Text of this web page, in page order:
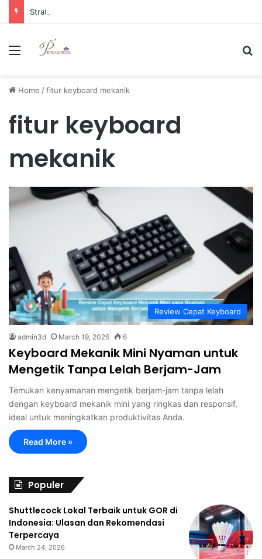
Menu
Home /fitur keyboard mekanik
fitur keyboard
mekanik
Review Cepat Keyboard
admin3d March 19, 2026 6
Keyboard Mekanik Mini Nyaman untuk
Mengetik Tanpa Lelah Berjam-Jam
Temukan kenyamanan mengetik berjam-jam tanpa lelah
dengan keyboard mekanik mini yang ringkas dan responsif,
ideal untuk meningkatkan produktivitas Anda.
Read More »
Populer
Shuttlecock Lokal Terbaik untuk GOR di
Indonesia: Ulasan dan Rekomendasi
Terpercaya
March 24, 2026